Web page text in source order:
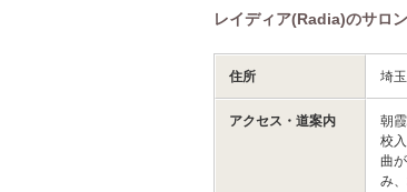
レイディア(Radia)のサロ
住所 埼
アクセス・道案内
朝
校
曲
み